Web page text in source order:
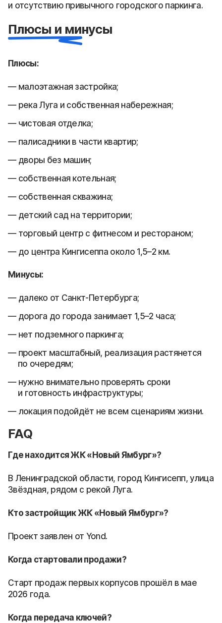
и отсутствию привычного городского паркинга.
Плюсы и минусы
Плюсы:
малоэтажная застройка;
река Луга и собственная набережная;
чистовая отделка;
палисадники в части квартир;
дворы без машин;
собственная котельная;
собственная скважина;
детский сад на территории;
торговый центр с фитнесом и рестораном;
до центра Кингисеппа около 1,5–2 км.
Минусы:
далеко от Санкт-Петербурга;
дорога до города занимает 1,5–2 часа;
нет подземного паркинга;
проект масштабный, реализация растянется
по очередям;
нужно внимательно проверять сроки
и готовность инфраструктуры;
локация подойдёт не всем сценариям жизни.
FAQ
Где находится ЖК «Новый Ямбург»?
В Ленинградской области, город Кингисепп, улица
Звёздная, рядом с рекой Луга.
Кто застройщик ЖК «Новый Ямбург»?
Проект заявлен от Yond.
Когда стартовали продажи?
Старт продаж первых корпусов прошёл в мае
2026 года.
Когда передача ключей?